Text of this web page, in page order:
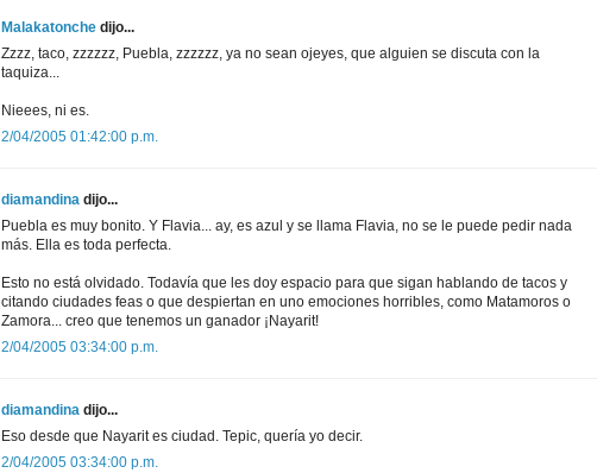
Malakatonche dijo...
Zzzz, taco, zzzzzz, Puebla, zzzzzz, ya no sean ojeyes, que alguien se discuta con la
taquiza...
Nieees, ni es.
2/04/2005 01:42:00 p.m.
diamandina dijo...
Puebla es muy bonito. Y Flavia... ay, es azul y se llama Flavia, no se le puede pedir nada
más. Ella es toda perfecta.
Esto no está olvidado. Todavía que les doy espacio para que sigan hablando de tacos y
citando ciudades feas o que despiertan en uno emociones horribles, como Matamoros o
Zamora... creo que tenemos un ganador ¡Nayarit!
2/04/2005 03:34:00 p.m.
diamandina dijo...
Eso desde que Nayarit es ciudad. Tepic, quería yo decir.
2/04/2005 03:34:00 p.m.